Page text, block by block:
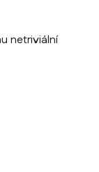
netriviální